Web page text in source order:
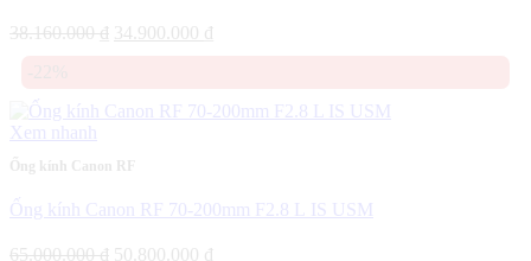
38.160.000₫ Giá
34.900.000 ₫
34.900.000 ₫.
Xem nhanh
Ống kính Canon RF
Ống kính Canon RF 70-200mm F2.8 L IS USM
65.000.000₫ Giá
50.800.000 ₫